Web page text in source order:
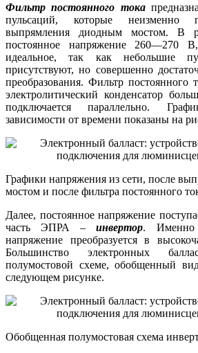
Фильтр постоянного тока
пульсаций, которые неизменно
выпрямления диодным мостом. В
постоянное напряжение 260—270
идеальное, так как небольшие
присутствуют, но совершенно
преобразования. Фильтр постоянного
электролитический конденсатор
подключается параллельно.
зависимости от времени показаны на
Графики напряжения из сети, после
мостом и после фильтра постоянного
Далее, постоянное напряжение
часть ЭПРА –инвертор. Именно
напряжение преобразуется в
Большинство электронных
полумостовой схеме, обобщенный
следующем рисунке.
Обобщенная полумостовая схема